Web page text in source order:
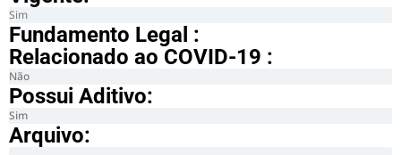
Sim
Fundamento Legal :​
Relacionado ao COVID-19 :​
Não
Possui Aditivo:​
Sim
Arquivo: